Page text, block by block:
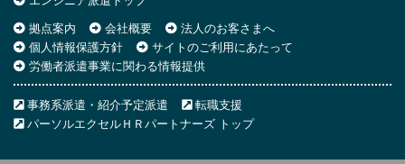
拠点案内
会社概要
法人のお客さまへ
個人情報保護方針
サイトのご利用にあたって
労働者派遣事業に関わる情報提供
事務系派遣・紹介予定派遣
転職支援
パーソルエクセルＨＲパートナーズ トップ